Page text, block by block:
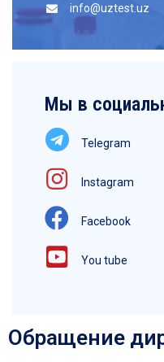
info@uztest.uz
Мы в
Telegram
Instagram
Facebook
You tube
Обращение